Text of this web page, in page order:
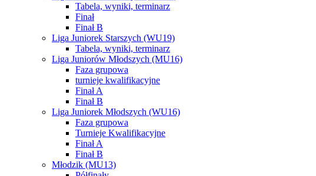
Tabela, wyniki, terminarz
Finał
Finał B
Liga Juniorek Starszych (WU19)
Tabela, wyniki, terminarz
Liga Juniorów Młodszych (MU16)
Faza grupowa
turnieje kwalifikacyjne
Finał A
Finał B
Liga Juniorek Młodszych (WU16)
Faza grupowa
Turnieje Kwalifikacyjne
Finał A
Finał B
Młodzik (MU13)